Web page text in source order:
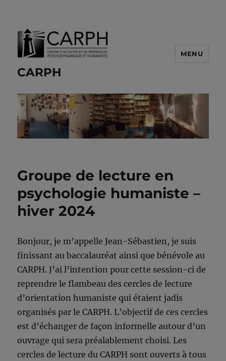
CARPH
MENU
Groupe de lecture en
psychologie humaniste –
hiver 2024
Bonjour, je m’appelle Jean-Sébastien, je suis
finissant au baccalauréat ainsi que bénévole au
CARPH. J’ai l’intention pour cette session-ci de
reprendre le flambeau des cercles de lecture
d’orientation humaniste qui étaient jadis
organisés par le CARPH. L’objectif de ces cercles
est d’échanger de façon informelle autour d’un
ouvrage qui sera préalablement choisi. Les
cercles de lecture du CARPH sont ouverts à tous